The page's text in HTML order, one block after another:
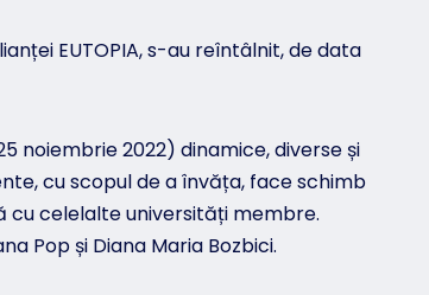
EUTOPIA, s-au reîntâlnit, de data
noiembrie 2022) dinamice, diverse și
cu scopul de a învăța, face schimb
cu celelalte universități membre.
Pop și Diana Maria Bozbici.